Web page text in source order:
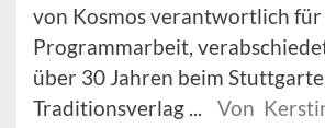
von Kosmos verantwortlich für
Programmarbeit,
über 30 Jahren beim
Traditionsverlag ...
Von